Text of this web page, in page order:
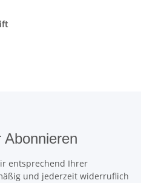
Abonnieren
entsprechend Ihrer
und jederzeit widerruflich